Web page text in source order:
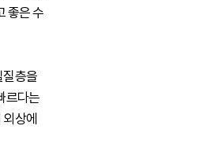
좋은 수
질층을
르다는
상에